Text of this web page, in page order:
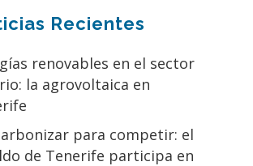
Recientes
renovables en el sector
la agrovoltaica en
para competir: el
de Tenerife participa en